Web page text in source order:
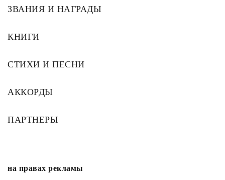
ЗВАНИЯ И НАГРАДЫ
КНИГИ
СТИХИ И ПЕСНИ
АККОРДЫ
ПАРТНЕРЫ
на правах рекламы